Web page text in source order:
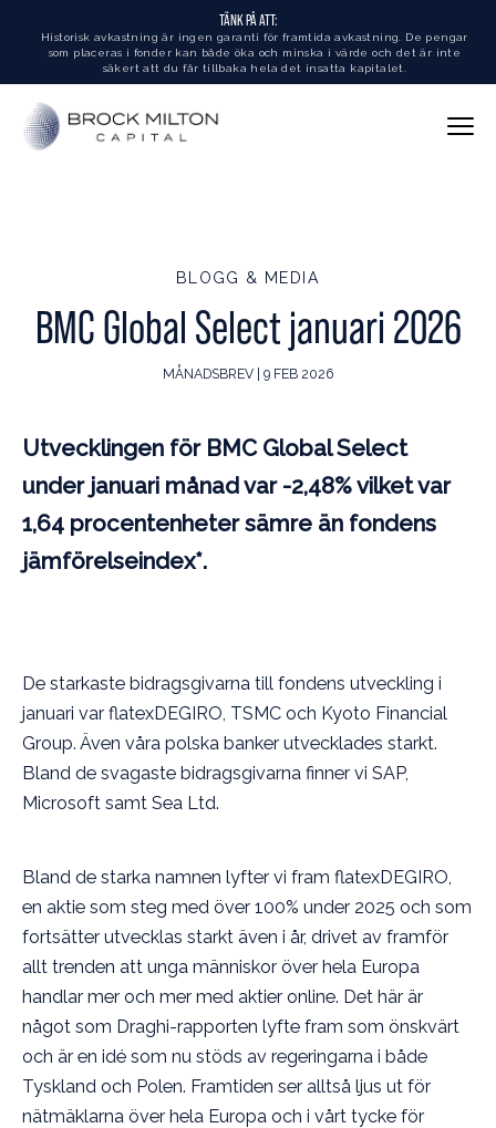
TÄNK PÅ ATT:
Historisk avkastning är ingen garanti för framtida avkastning. De pengar
som placeras i fonder kan både öka och minska i värde och det är inte
säkert att du får tillbaka hela det insatta kapitalet.
BLOGG & MEDIA
BMC Global Select januari 2026
MÅNADSBREV | 9 FEB 2026
Utvecklingen för BMC Global Select
under januari månad var -2,48% vilket var
1,64 procentenheter sämre än fondens
jämförelseindex*.
De starkaste bidragsgivarna till fondens utveckling i
januari var flatexDEGIRO, TSMC och Kyoto Financial
Group. Även våra polska banker utvecklades starkt.
Bland de svagaste bidragsgivarna finner vi SAP,
Microsoft samt Sea Ltd.
Bland de starka namnen lyfter vi fram flatexDEGIRO,
en aktie som steg med över 100% under 2025 och som
fortsätter utvecklas starkt även i år, drivet av framför
allt trenden att unga människor över hela Europa
handlar mer och mer med aktier online. Det här är
något som Draghi-rapporten lyfte fram som önskvärt
och är en idé som nu stöds av regeringarna i både
Tyskland och Polen. Framtiden ser alltså ljus ut för
nätmäklarna över hela Europa och i vårt tycke för